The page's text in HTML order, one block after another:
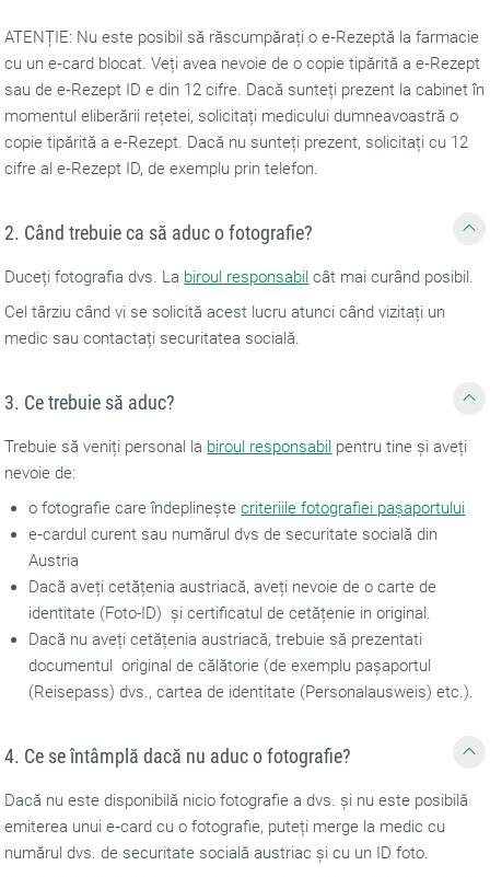
ATENȚIE: Nu este posibil să răscumpărați o e‑Rezeptă la farmacie
cu un e‑card blocat. Veți avea nevoie de o copie tipărită a e‑Rezept
sau de e‑Rezept ID e din 12 cifre. Dacă sunteți prezent la cabinet în
momentul eliberării rețetei, solicitați medicului dumneavoastră o
copie tipărită a e‑Rezept. Dacă nu sunteți prezent, solicitați cu 12
cifre al e‑Rezept ID, de exemplu prin telefon.
2. Când trebuie ca să aduc o fotografie?
Duceți fotografia dvs. La biroul responsabil cât mai curând posibil.
Cel târziu când vi se solicită acest lucru atunci când vizitați un
medic sau contactați securitatea socială.
3. Ce trebuie să aduc?
Trebuie să veniți personal la biroul responsabil pentru tine și aveți
nevoie de:
o fotografie care îndeplineștecriteriile fotografiei pașaportului
e‑cardul curent sau numărul dvs de securitate socială din
Austria
Dacă aveți cetățenia austriacă, aveți nevoie de o carte de
identitate (Foto-ID) și certificatul de cetățenie in original.
Dacă nu aveți cetățenia austriacă, trebuie să prezentati
documentul original de călătorie (de exemplu pașaportul
(Reisepass) dvs., cartea de identitate (Personalausweis) etc.).
4. Ce se întâmplă dacă nu aduc o fotografie?
Dacă nu este disponibilă nicio fotografie a dvs. și nu este posibilă
emiterea unui e‑card cu o fotografie, puteți merge la medic cu
numărul dvs. de securitate socială austriac și cu un ID foto.